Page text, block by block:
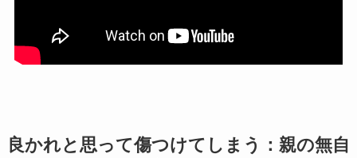
良かれと思って傷つけてしまう：親の無自